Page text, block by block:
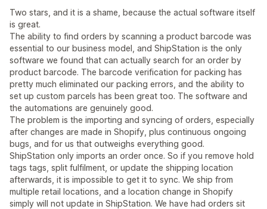
Two stars, and it is a shame, because the actual software itself
is great.
The ability to find orders by scanning a product barcode was
essential to our business model, and ShipStation is the only
software we found that can actually search for an order by
product barcode. The barcode verification for packing has
pretty much eliminated our packing errors, and the ability to
set up custom parcels has been great too. The software and
the automations are genuinely good.
The problem is the importing and syncing of orders, especially
after changes are made in Shopify, plus continuous ongoing
bugs, and for us that outweighs everything good.
ShipStation only imports an order once. So if you remove hold
tags tags, split fulfilment, or update the shipping location
afterwards, it is impossible to get it to sync. We ship from
multiple retail locations, and a location change in Shopify
simply will not update in ShipStation. We have had orders sit